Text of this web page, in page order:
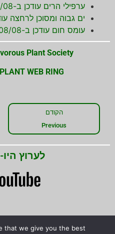
ערפילי הרים עודכן ב-08/08 23:56
ים גבוה ומסוכן לרחצה עודכן ב-
עומס חום עודכן ב-08/08 15:56
Plant Society
WEB RING
הקודם
Previous
לערוץ
שתפו
that we give you the best